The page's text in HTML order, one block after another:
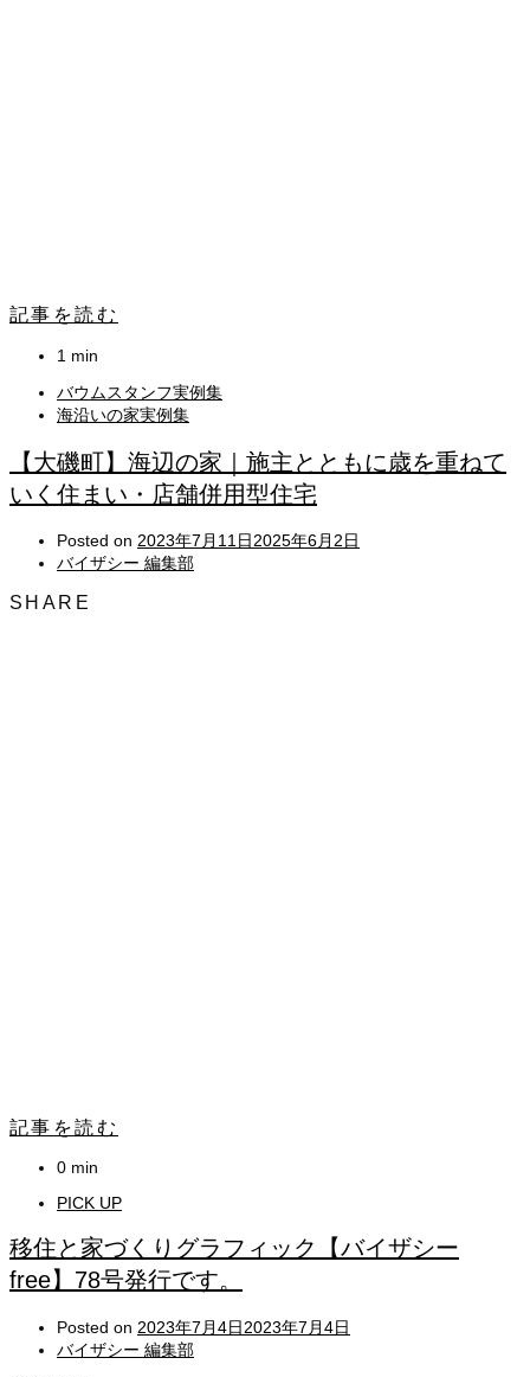
記事を読む
1 min
バウムスタンフ実例集
海沿いの家実例集
【大磯町】海辺の家｜施主とともに歳を重ねて
いく住まい・店舗併用型住宅
Posted on 2023年7月11日2025年6月2日
バイザシー 編集部
SHARE
記事を読む
0 min
PICK UP
移住と家づくりグラフィック【バイザシー
free】78号発行です。
Posted on 2023年7月4日2023年7月4日
バイザシー 編集部